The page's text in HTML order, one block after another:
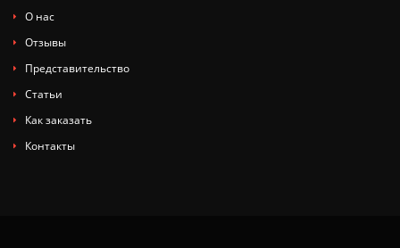
О нас
Отзывы
Представительство
Статьи
Как заказать
Контакты